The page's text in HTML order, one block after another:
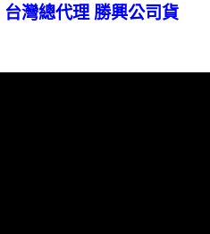
台灣總代理 勝興公司貨